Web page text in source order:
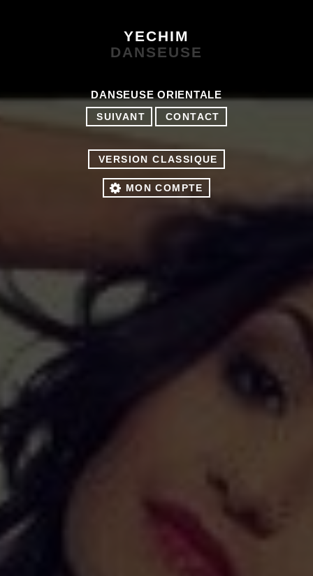
YECHIM
DANSEUSE
DANSEUSE ORIENTALE
SUIVANT CONTACT
VERSION CLASSIQUE
MON COMPTE